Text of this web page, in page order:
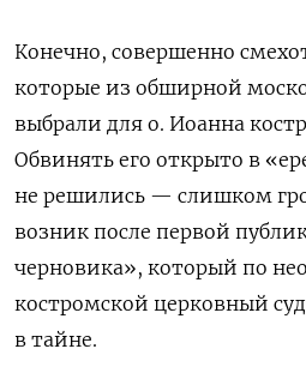
Конечно, совершенно
которые из обширной
выбрали для о. Иоанна
Обвинять его открыто в
не решились — слишком
возник после первой
черновика», который по
костромской церковный
в тайне.